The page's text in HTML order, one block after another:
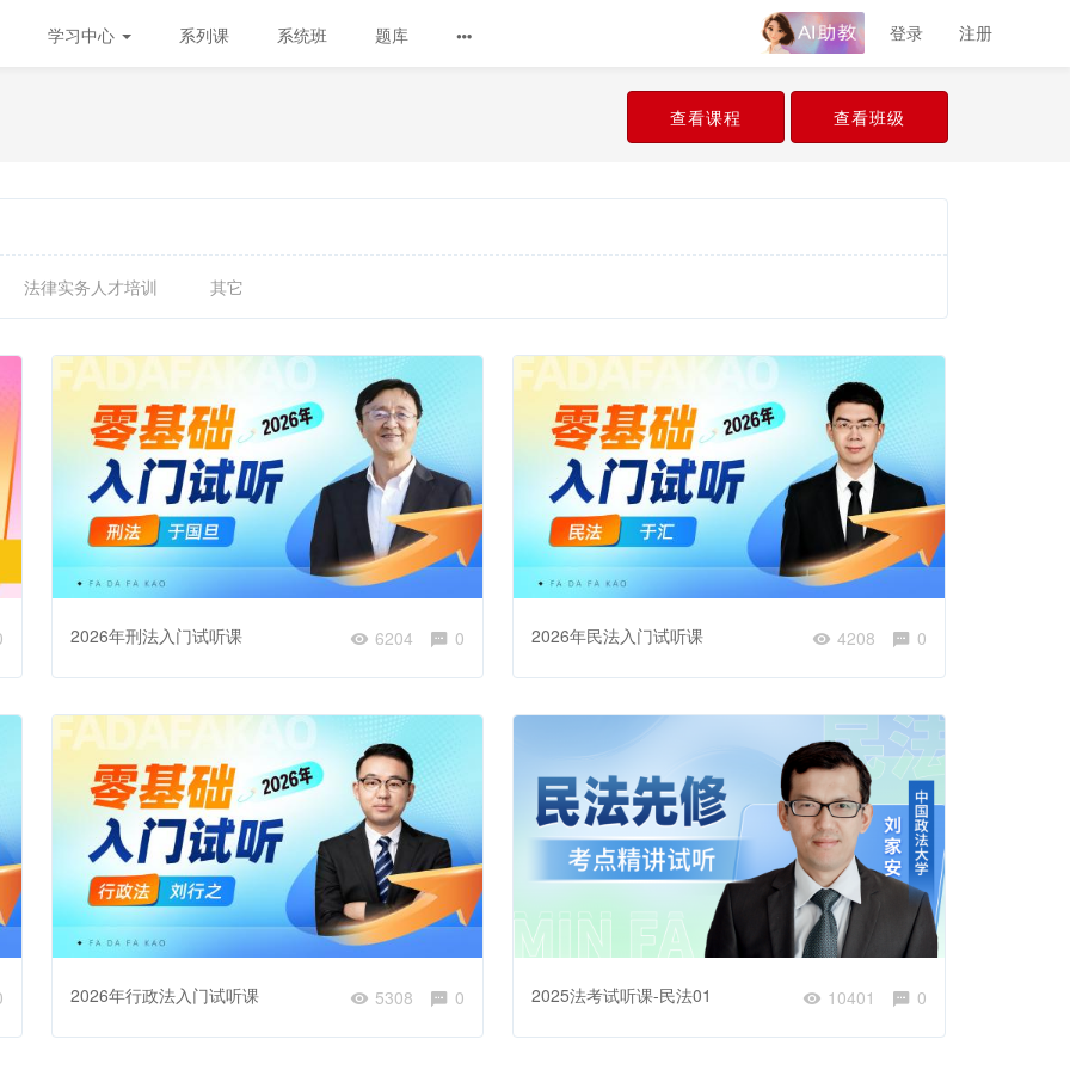
学习中心 系列课 系统班 题库 登录 注册
查看课程 查看班级
法律实务人才培训 其它
2026年刑法入门试听课 6204 0 2026年民法入门试听课 4208 0
2026年行政法入门试听课 5308 0 2025法考试听课-民法01 10401 0